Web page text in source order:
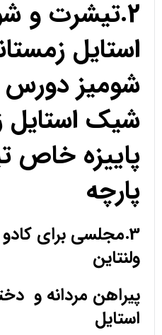
2.تیشرت و
استایل
شومیز دورس
شیک استایل
پاییزه
پارچه
3.مجلسی برای
ولنتاین
پیراهن مردانه و
استایل